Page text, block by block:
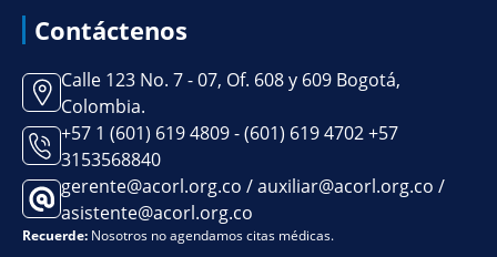
Contáctenos
Calle 123 No. 7 - 07, Of. 608 y 609 Bogotá,
Colombia.
+57 1 (601) 619 4809 - (601) 619 4702 +57
3153568840
gerente@acorl.org.co / auxiliar@acorl.org.co /
asistente@acorl.org.co
Recuerde: Nosotros no agendamos citas médicas.